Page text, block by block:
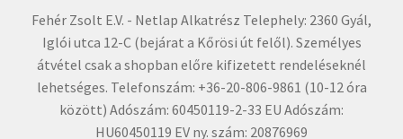
Fehér Zsolt E.V. - Netlap Alkatrész Telephely: 2360 Gyál,
Iglói utca 12-C (bejárat a Kőrösi út felől). Személyes
átvétel csak a shopban előre kifizetett rendeléseknél
lehetséges. Telefonszám: +36-20-806-9861 (10-12 óra
között) Adószám: 60450119-2-33 EU Adószám:
HU60450119 EV ny. szám: 20876969